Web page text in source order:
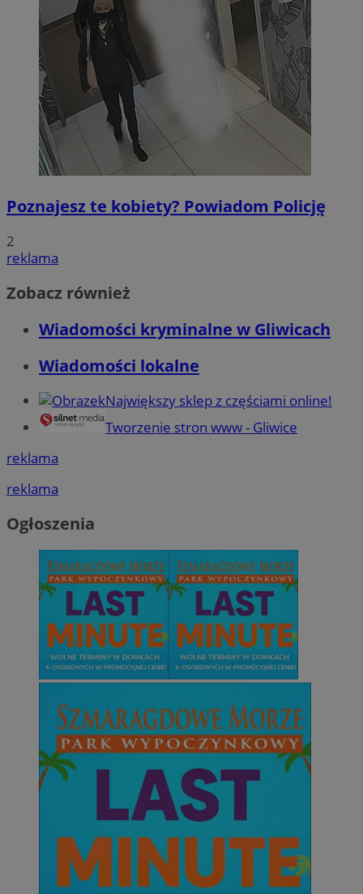
Poznajesz te kobiety? Powiadom Policję
2
reklama
Zobacz również
Wiadomości kryminalne w Gliwicach
Wiadomości lokalne
Największy sklep z częściami online!
Tworzenie stron www - Gliwice
reklama
reklama
Ogłoszenia